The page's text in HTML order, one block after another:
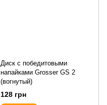
Диск с победитовыми
напайками Grosser GS 2
(вогнутый)
128 грн